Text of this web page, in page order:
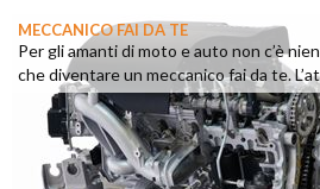
MECCANICO FAI DA TE
Per gli amanti di moto e auto non c’è
che diventare un meccanico fai da te.